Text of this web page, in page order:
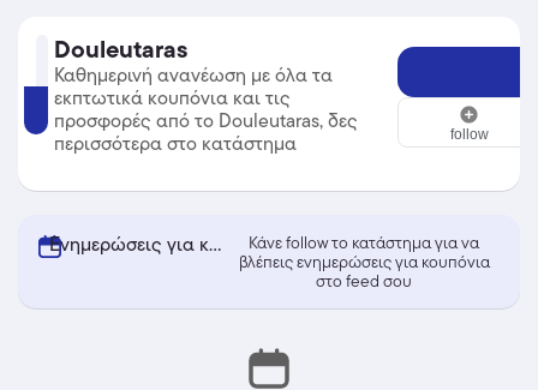
Douleutaras
Douleutaras
Καθημερινή ανανέωση με όλα τα
εκπτωτικά κουπόνια και τις
προσφορές από το Douleutaras, δες
περισσότερα στο κατάστημα
follow
Ενημερώσεις για κουπόνια από Douleutaras
Κάνε follow το κατάστημα για να
βλέπεις ενημερώσεις για κουπόνια
στο feed σου